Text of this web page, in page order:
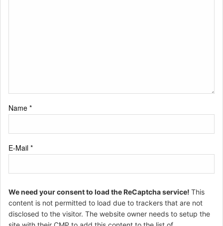
Name *
E-Mail *
We need your consent to load the ReCaptcha service! This
content is not permitted to load due to trackers that are not
disclosed to the visitor. The website owner needs to setup the